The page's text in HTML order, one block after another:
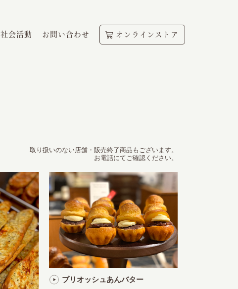
社会活動 お問い合わせ オンラインストア
取り扱いのない店舗・販売終了商品もございます。
お電話にてご確認ください。
ブリオッシュあんバター